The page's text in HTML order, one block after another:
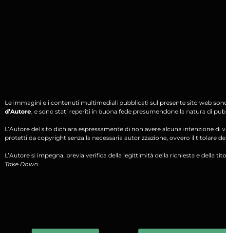
Le immagini e i contenuti multimediali pubblicati sul presente sito web
d’Autore, e sono stati reperiti in buona fede presumendone la natura di
L’Autore del sito dichiara espressamente di non avere alcuna intenzione
protetti da copyright senza la necessaria autorizzazione, ovvero il titolare
L’Autore si impegna, previa verifica della legittimità della richiesta e della
Take Down.